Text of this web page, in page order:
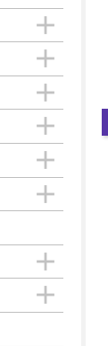







